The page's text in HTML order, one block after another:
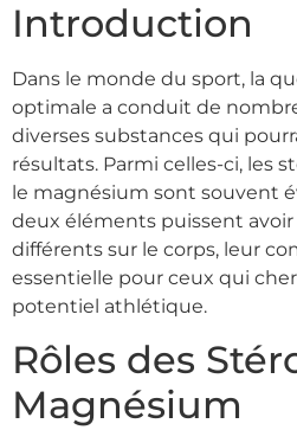
Introduction
Dans le monde du sport, la
optimale a conduit de
diverses substances qui
résultats. Parmi celles-ci, les
le magnésium sont souvent
deux éléments puissent
différents sur le corps, leur
essentielle pour ceux qui
potentiel athlétique.
Rôles des
Magnésium